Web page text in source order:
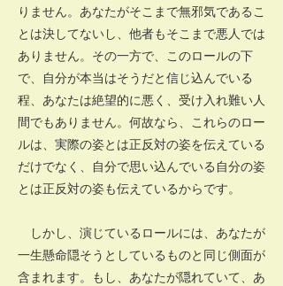
りません。あなたがそこまで無邪気であるこ
とは決してないし、他者もそこまで悪人では
ありません。その一方で、このロールの下
で、自分が本当はそうだと信じ込んでいる
程、あなたは絶望的に悪く、受け入れ難い人
間でもありません。何故なら、これらのロー
ルは、実際の姿とは正反対の姿を伝えている
だけでなく、自分で思い込んでいる自分の姿
とは正反対の姿も伝えているからです。
しかし、演じているロールには、あなたが
一生懸命隠そうとしているものと同じ側面が
含まれます。もし、あなたが隠れていて、あ